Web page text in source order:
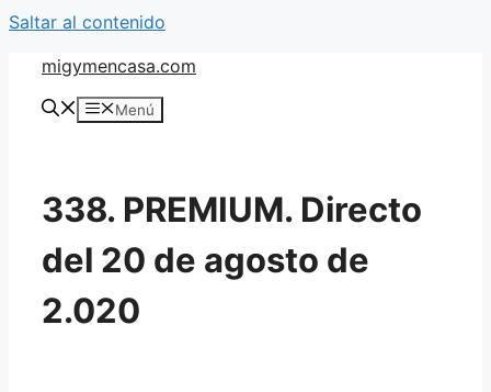
Saltar al contenido
migymencasa.com
Menú
338. PREMIUM. Directo
del 20 de agosto de
2.020